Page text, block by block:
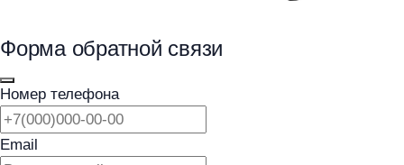
Форма обратной связи
Номер телефона
Email